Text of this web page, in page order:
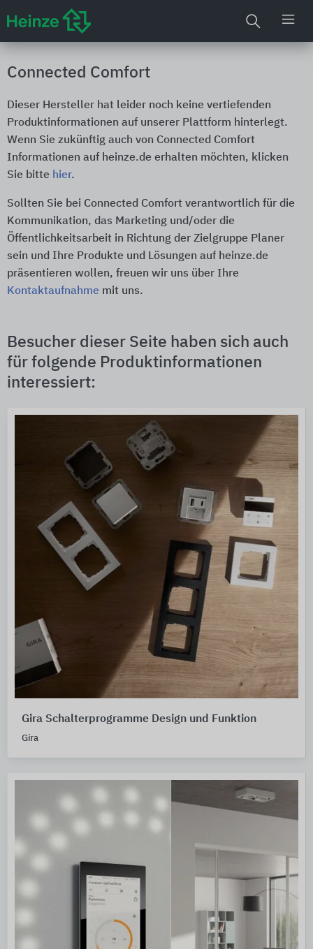
Connected Comfort
Dieser Hersteller hat leider noch keine vertiefenden
Produktinformationen auf unserer Plattform hinterlegt.
Wenn Sie zukünftig auch von Connected Comfort
Informationen auf heinze.de erhalten möchten, klicken
Sie bitte hier.
Sollten Sie bei Connected Comfort verantwortlich für die
Kommunikation, das Marketing und/oder die
Öffentlichkeitsarbeit in Richtung der Zielgruppe Planer
sein und Ihre Produkte und Lösungen auf heinze.de
präsentieren wollen, freuen wir uns über Ihre
Kontaktaufnahme mit uns.
Besucher dieser Seite haben sich auch
für folgende Produktinformationen
interessiert:
Gira Schalterprogramme Design und Funktion
Gira